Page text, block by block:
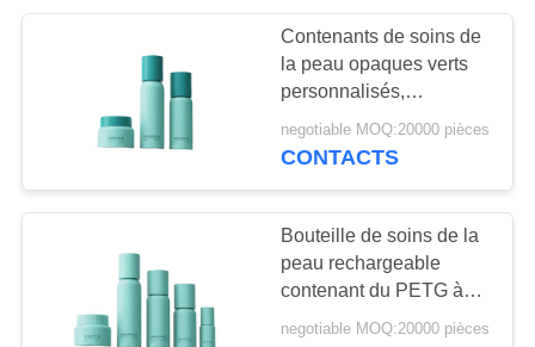
Pompe de
pulvérisateur de
brume
48
Contenants de soins de
la peau opaques verts
personnalisés,
bouteilles à pompe
airless à épaule ronde
negotiable MOQ:20000 pièces
CONTACTS
Bouteille de soins de la
peau rechargeable
contenant du PETG à
épaule ronde
negotiable MOQ:20000 pièces